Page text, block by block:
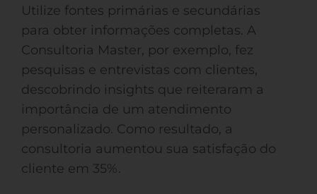
Utilize fontes primárias e secundárias
para obter informações completas. A
Consultoria Master, por exemplo, fez
pesquisas e entrevistas com clientes,
descobrindo insights que reiteraram a
importância de um atendimento
personalizado. Como resultado, a
consultoria aumentou sua satisfação do
cliente em 35%.